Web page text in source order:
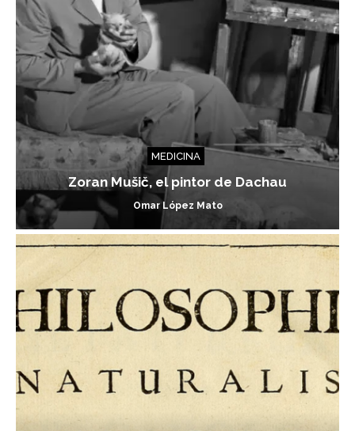
MEDICINA
Zoran Mušič, el pintor de Dachau
Omar López Mato